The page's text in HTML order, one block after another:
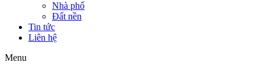
Nhà phố
Đất nền
Tin tức
Liên hệ
Menu